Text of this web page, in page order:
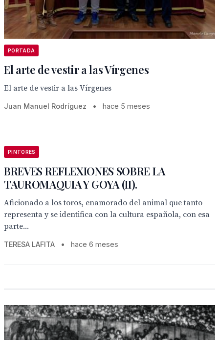
PORTADA
El arte de vestir a las Vírgenes
El arte de vestir a las Vírgenes
Juan Manuel Rodríguez • hace 5 meses
PINTORES
BREVES REFLEXIONES SOBRE LA
TAUROMAQUIA Y GOYA (II).
Aficionado a los toros, enamorado del animal que tanto
representa y se identifica con la cultura española, con esa
parte...
TERESA LAFITA • hace 6 meses